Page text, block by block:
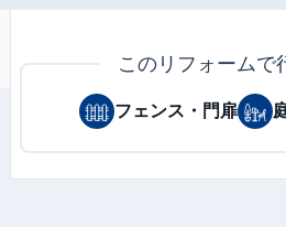
このリフォームで
フェンス・門扉